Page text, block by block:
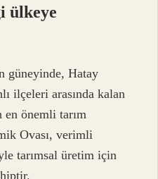
ülkeye
güneyinde, Hatay
ilçeleri arasında kalan
önemli tarım
Ovası, verimli
tarımsal üretim için